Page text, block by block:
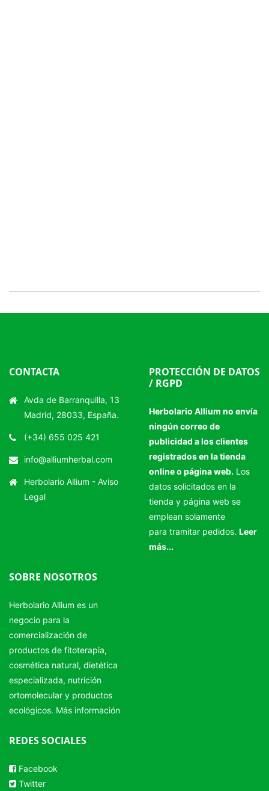
CONTACTA
Avda de Barranquilla, 13
Madrid, 28033, España.
(+34) 655 025 421
info@alliumherbal.com
Herbolario Allium - Aviso
Legal
PROTECCIÓN DE DATOS
/ RGPD
Herbolario Allium no envía
ningún correo de
publicidad a los clientes
registrados en la tienda
online o página web. Los
datos solicitados en la
tienda y página web se
emplean solamente
para tramitar pedidos. Leer
más...
SOBRE NOSOTROS
Herbolario Allium es un
negocio para la
comercialización de
productos de fitoterapia,
cosmética natural, dietética
especializada, nutrición
ortomolecular y productos
ecológicos. Más información
REDES SOCIALES
Facebook
Twitter